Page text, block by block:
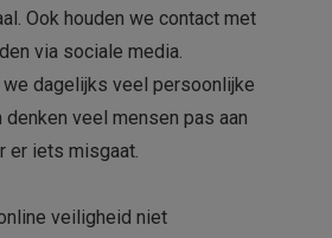
Ook houden we contact met
via sociale media.
we dagelijks veel persoonlijke
denken veel mensen pas aan
er iets misgaat.
veiligheid niet